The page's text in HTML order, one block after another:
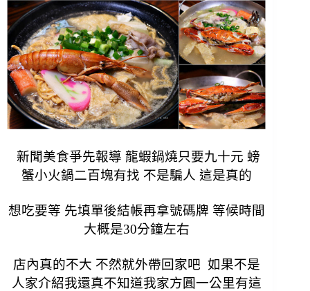
新聞美食爭先報導 龍蝦鍋燒只要九十元 螃
蟹小火鍋二百塊有找 不是騙人 這是真的
想吃要等 先填單後結帳再拿號碼牌 等候時間
大概是30分鐘左右
店內真的不大 不然就外帶回家吧 如果不是
人家介紹我還真不知道我家方圓一公里有這